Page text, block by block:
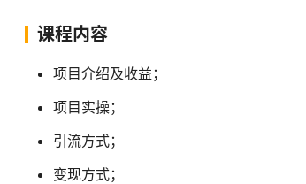
课程内容
项目介绍及收益；
项目实操；
引流方式；
变现方式；